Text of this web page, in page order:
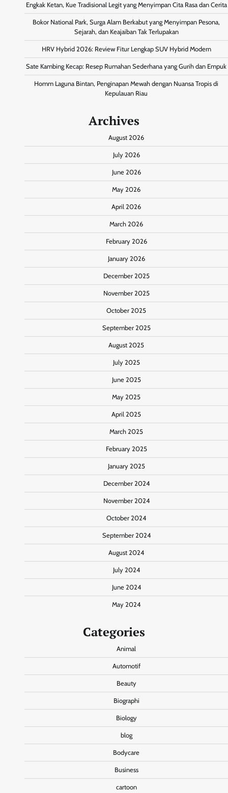
Engkak Ketan, Kue Tradisional Legit yang Menyimpan Cita Rasa dan Cerita
Bokor National Park, Surga Alam Berkabut yang Menyimpan Pesona,
Sejarah, dan Keajaiban Tak Terlupakan
HRV Hybrid 2026: Review Fitur Lengkap SUV Hybrid Modern
Sate Kambing Kecap: Resep Rumahan Sederhana yang Gurih dan Empuk
Homm Laguna Bintan, Penginapan Mewah dengan Nuansa Tropis di
Kepulauan Riau
Archives
August 2026
July 2026
June 2026
May 2026
April 2026
March 2026
February 2026
January 2026
December 2025
November 2025
October 2025
September 2025
August 2025
July 2025
June 2025
May 2025
April 2025
March 2025
February 2025
January 2025
December 2024
November 2024
October 2024
September 2024
August 2024
July 2024
June 2024
May 2024
Categories
Animal
Automotif
Beauty
Biographi
Biology
blog
Bodycare
Business
cartoon